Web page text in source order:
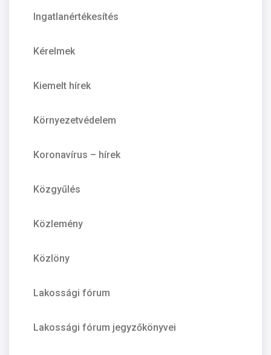
Ingatlanértékesítés
Kérelmek
Kiemelt hírek
Környezetvédelem
Koronavírus – hírek
Közgyűlés
Közlemény
Közlöny
Lakossági fórum
Lakossági fórum jegyzőkönyvei